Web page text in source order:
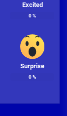
Excited
0%
Surprise
0%